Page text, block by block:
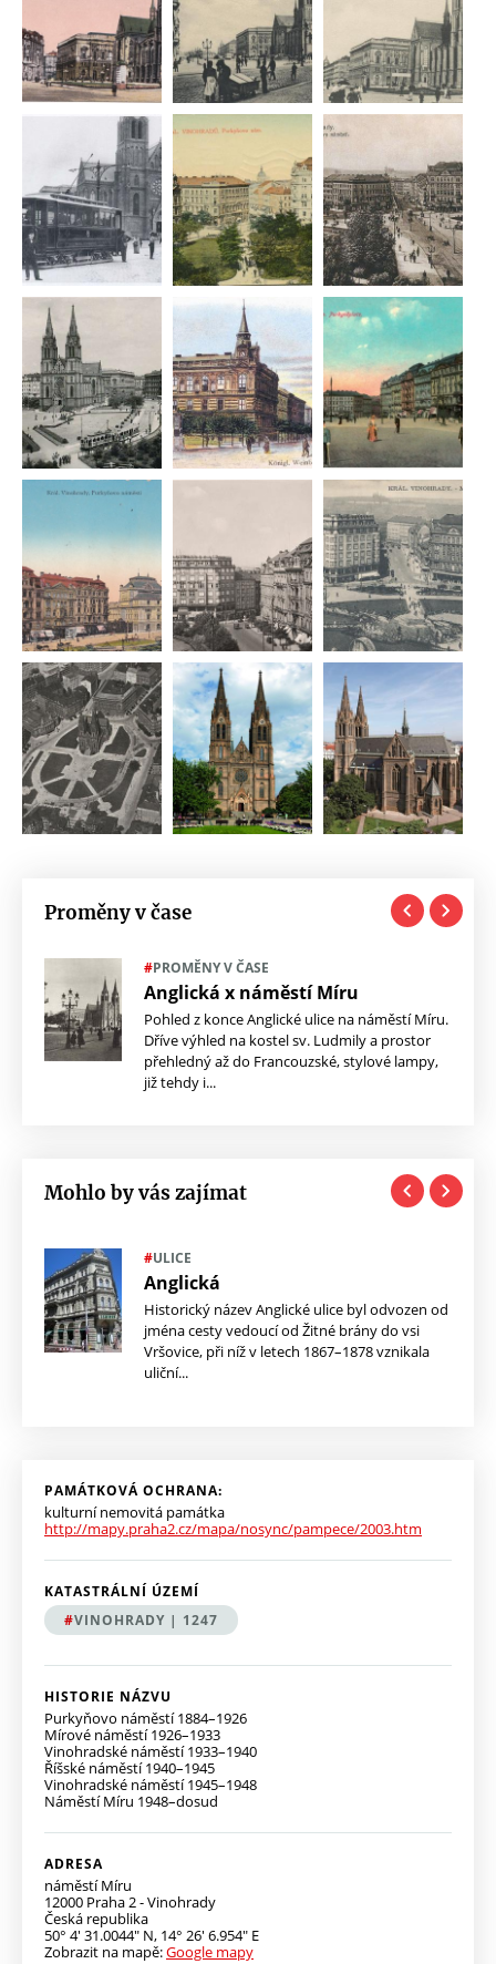
face
boo
twitt linke mail
Proměny v čase
#PROMĚNY V ČASE
Anglická x náměstí Míru
Pohled z konce Anglické ulice na náměstí Míru.
Dříve výhled na kostel sv. Ludmily a prostor
přehledný až do Francouzské, stylové lampy,
již tehdy i...
Mohlo by vás zajímat
#ULICE
Anglická
Historický název Anglické ulice byl odvozen od
jména cesty vedoucí od Žitné brány do vsi
Vršovice, při níž v letech 1867–1878 vznikala
uliční...
PAMÁTKOVÁ OCHRANA:
kulturní nemovitá památka
http://mapy.praha2.cz/mapa/nosync/pampece/2003.htm
KATASTRÁLNÍ ÚZEMÍ
VINOHRADY | 1247
HISTORIE NÁZVU
Purkyňovo náměstí 1884–1926
Mírové náměstí 1926–1933
Vinohradské náměstí 1933–1940
Říšské náměstí 1940–1945
Vinohradské náměstí 1945–1948
Náměstí Míru 1948–dosud
ADRESA
náměstí Míru
12000 Praha 2 - Vinohrady
Česká republika
50° 4' 31.0044" N, 14° 26' 6.954" E
Zobrazit na mapě:Google mapy